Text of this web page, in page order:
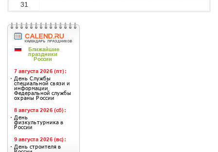
31